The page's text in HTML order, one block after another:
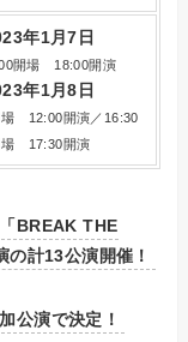
年1月7日
開場 18:00開演
年1月8日
12:00開演／16:30
場 17:30開演
BREAK THE
計13公演開催！
公演で決定！